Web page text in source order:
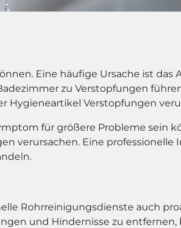
Eine häufige Ursache ist das
zu Verstopfungen
Hygieneartikel Verstopfungen
für größere Probleme sein
verursachen. Eine
Rohrreinigungsdienste auch
und Hindernisse zu entfernen,